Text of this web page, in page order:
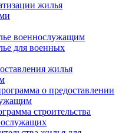
жилья
военнослужащим
для военных
жилья
о предоставлении
строительства